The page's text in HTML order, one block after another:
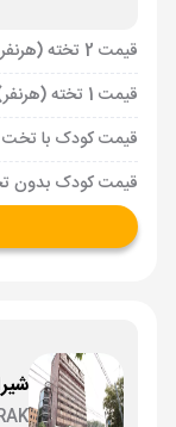
قیمت 2 تخته (هرنفر)
قیمت 1 تخته (هرنفر)
قیمت کودک با تخت
قیمت کودک بدون